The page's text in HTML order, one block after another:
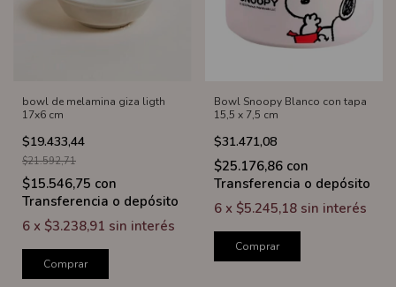
bowl de melamina giza ligth
17x6 cm
$19.433,44
$21.592,71
$15.546,75 con
Transferencia o depósito
6 x $3.238,91 sin interés
Comprar
Bowl Snoopy Blanco con tapa
15,5 x 7,5 cm
$31.471,08
$25.176,86 con
Transferencia o depósito
6 x $5.245,18 sin interés
Comprar